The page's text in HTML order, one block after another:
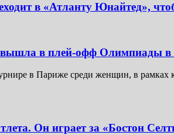
в «Атланту Юнайтед»,
в плей-офф Олимпиады
в Париже среди женщин, в
Он играет за «Бостон